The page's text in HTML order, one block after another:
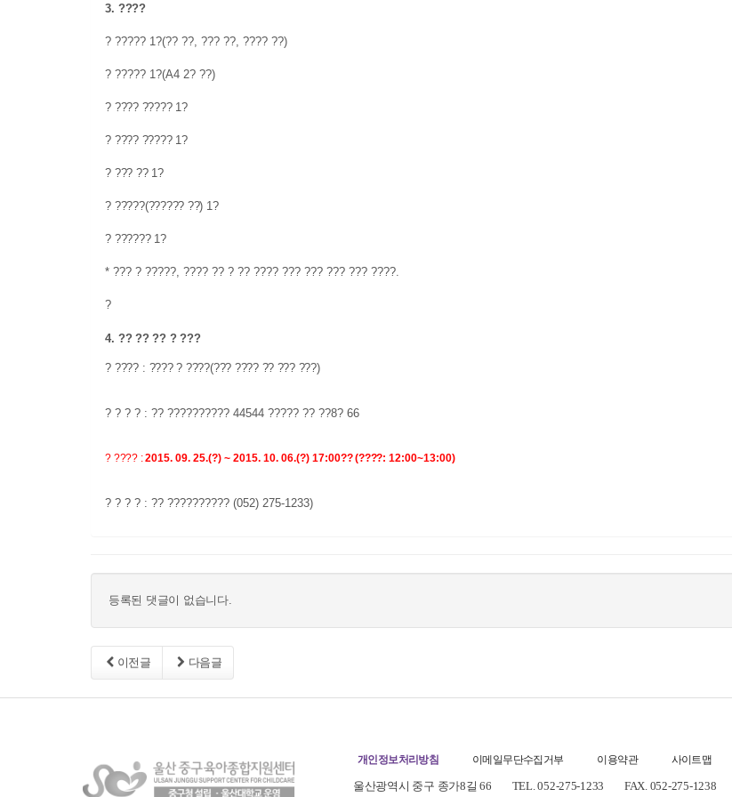
3. ????
? ????? 1?(?? ??, ??? ??, ???? ??)
? ????? 1?(A4 2? ??)
? ???? ????? 1?
? ???? ????? 1?
? ??? ?? 1?
? ?????(?????? ??) 1?
? ?????? 1?
* ??? ? ?????, ???? ?? ? ?? ???? ??? ??? ??? ??? ????.
?
4. ?? ?? ?? ? ???
? ???? : ???? ? ????(??? ???? ?? ??? ???)
? ? ? ? : ?? ?????????? 44544 ????? ?? ??8? 66
? ???? :2015. 09. 25.(?) ~ 2015. 10. 06.(?) 17:00??(????: 12:00~13:00)
? ? ? ? : ?? ?????????? (052) 275-1233)
등록된 댓글이 없습니다.
이전글 다음글
개인정보처리방침 이메일무단수집거부 이용약관 사이트맵
울산광역시 중구 종가8길 66 TEL. 052-275-1233 FAX. 052-275-1238